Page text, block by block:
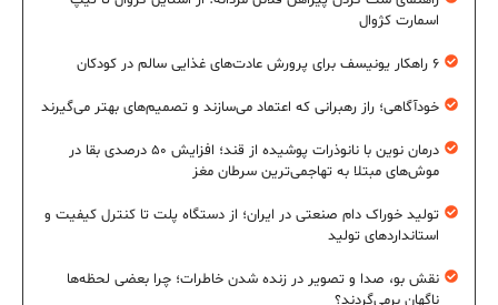
اسمارت کژوال
۶ راهکار یونیسف برای پرورش عادت‌های غذایی سالم در کودکان
خودآگاهی؛ راز رهبرانی که اعتماد می‌سازند و تصمیم‌های بهتر می‌گیرند
درمان نوین با نانوذرات پوشیده از قند؛ افزایش ۵۰ درصدی بقا در
موش‌های مبتلا به تهاجمی‌ترین سرطان مغز
تولید خوراک دام صنعتی در ایران؛ از دستگاه پلت تا کنترل کیفیت و
استانداردهای تولید
نقش بو، صدا و تصویر در زنده شدن خاطرات؛ چرا بعضی لحظه‌ها
ناگهان برمی‌گردند؟